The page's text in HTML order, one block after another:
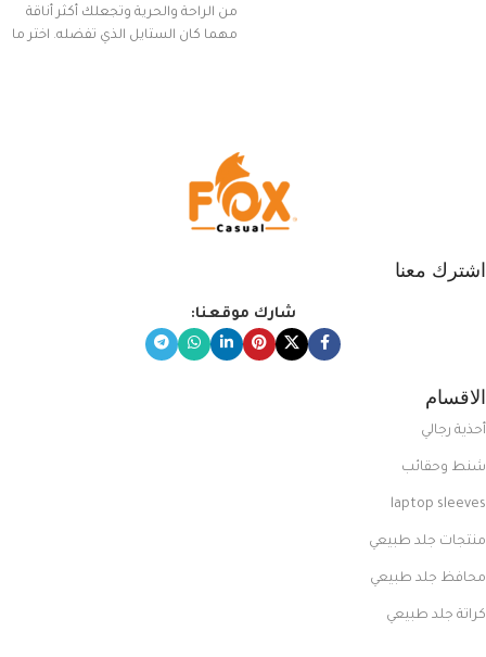
من الراحة والحرية وتجعلك أكثر أناقة
مهما كان الستايل الذي تفضله. اختر ما
اشترك معنا
شارك موقعنا:
الاقسام
أحذية رجالي
شنط وحقائب
laptop sleeves
منتجات جلد طبيعي
محافظ جلد طبيعي
كراتة جلد طبيعي